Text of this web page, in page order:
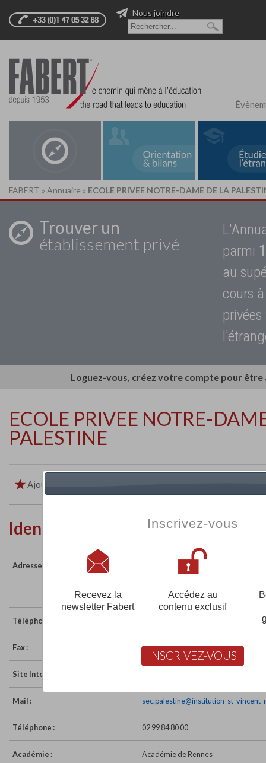
Nous joindre
FABERT » Annuaire » ECOLE PRIVEE NOTRE-DAME DE LA
Trouver un
établissement privé
parmi
au
cours
Loguez-vous, créez votre compte pour
ECOLE PRIVEE NOTRE-
PALESTINE
Ajouter aux favoris
Identité de l'établissement
Adresse :
75 rue de Paris
Téléphone :
Fax : 02 99 87 05 63
Site Internet :
Mail : sec.palestine@institution-st-vincent-
Téléphone : 02 99 84 80 00
Académie :
Académie de Rennes
Inscrivez-vous
Recevez la
newsletter Fabert
Accédez au
contenu exclusif
INSCRIVEZ-VOUS